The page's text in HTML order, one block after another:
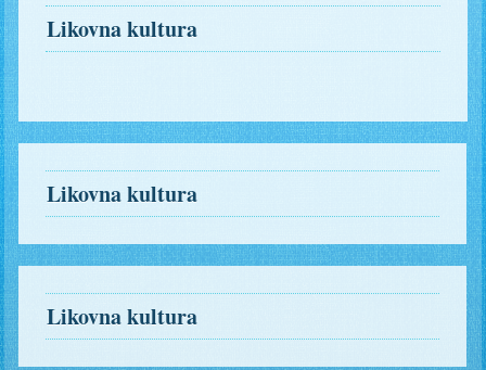
Likovna kultura
Likovna kultura
Likovna kultura